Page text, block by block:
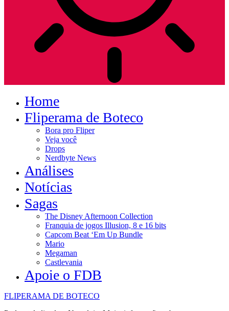
Home
Fliperama de Boteco
Bora pro Fliper
Veja você
Drops
Nerdbyte News
Análises
Notícias
Sagas
The Disney Afternoon Collection
Franquia de jogos Illusion, 8 e 16 bits
Capcom Beat ‘Em Up Bundle
Mario
Megaman
Castlevania
Apoie o FDB
FLIPERAMA DE BOTECO